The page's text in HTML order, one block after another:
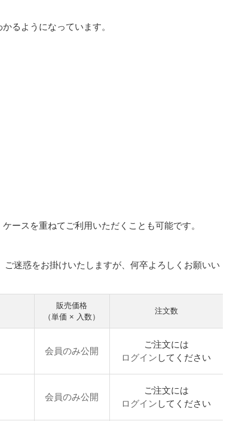
るようになっています。
ースを重ねてご利用いただくことも可能です。
迷惑をお掛けいたしますが、何卒よろしくお願いい
販売価格
（単価 × 入数）
注文数
会員のみ公開
ご注文には
ログイン してください
会員のみ公開
ご注文には
ログイン してください